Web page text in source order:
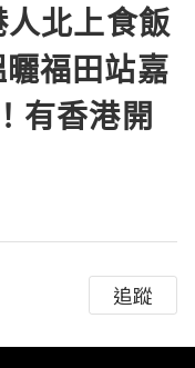
北上食飯
福田站嘉
有香港開
追蹤